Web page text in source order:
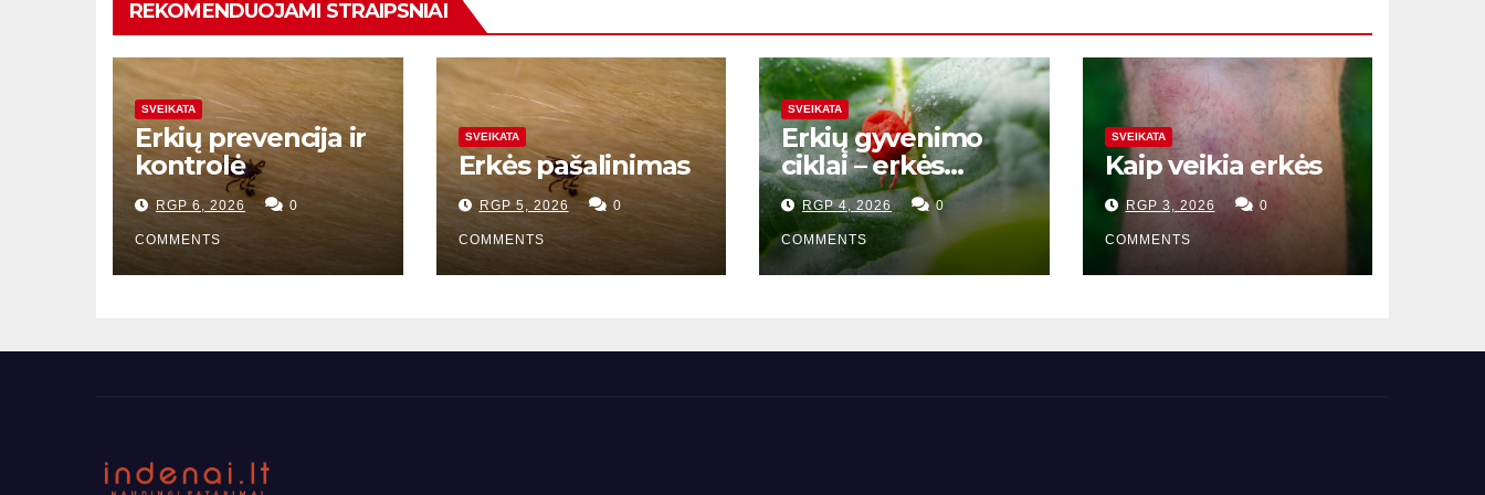
REKOMENDUOJAMI STRAIPSNIAI
SVEIKATA
Erkių prevencija ir
kontrolė
RGP 6, 2026 0
COMMENTS
SVEIKATA
Erkės pašalinimas
RGP 5, 2026 0
COMMENTS
SVEIKATA
Erkių gyvenimo
ciklai – erkės
gyvenimo ciklas
RGP 4, 2026 0
COMMENTS
SVEIKATA
Kaip veikia erkės
RGP 3, 2026 0
COMMENTS